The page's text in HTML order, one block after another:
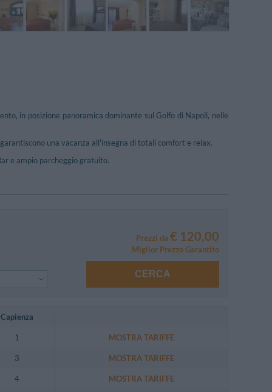
in posizione panoramica dominante sul Golfo di Napoli, nelle
una vacanza all'insegna di totali comfort e relax.
e ampio parcheggio gratuito.
Prezzi da € 120,00
Miglior Prezzo Garantito
CERCA
Capienza
1 MOSTRA TARIFFE
3 MOSTRA TARIFFE
4 MOSTRA TARIFFE